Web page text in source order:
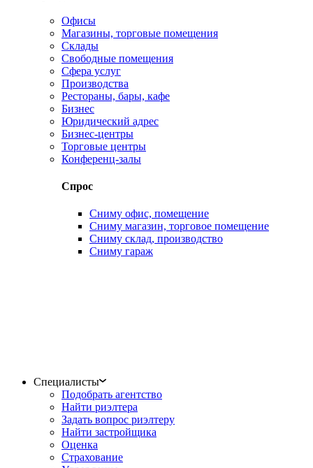
Офисы
Магазины, торговые помещения
Склады
Свободные помещения
Сфера услуг
Производства
Рестораны, бары, кафе
Бизнес
Юридический адрес
Бизнес-центры
Торговые центры
Конференц-залы
Спрос
Сниму офис, помещение
Сниму магазин, торговое помещение
Сниму склад, производство
Сниму гараж
Специалисты
Подобрать агентство
Найти риэлтера
Задать вопрос риэлтеру
Найти застройщика
Оценка
Страхование